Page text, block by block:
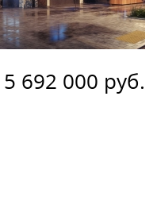
5 692 000 руб.